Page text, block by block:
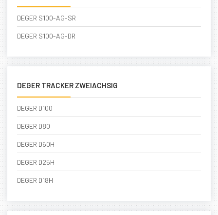
DEGER S100-AG-SR
DEGER S100-AG-DR
DEGER TRACKER ZWEIACHSIG
DEGER D100
DEGER D80
DEGER D60H
DEGER D25H
DEGER D18H